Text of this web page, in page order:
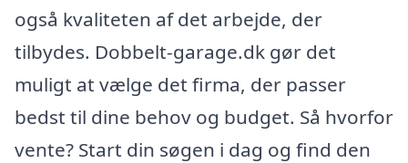
også kvaliteten af det arbejde, der
tilbydes. Dobbelt-garage.dk gør det
muligt at vælge det firma, der passer
bedst til dine behov og budget. Så hvorfor
vente? Start din søgen i dag og find den